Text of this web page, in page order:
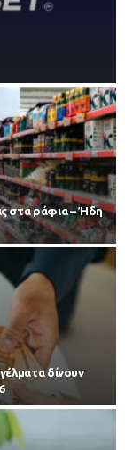
στα ράφια – Ήδη
δίνουν